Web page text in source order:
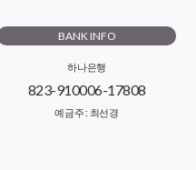
BANK INFO
하나은행
823-910006-17808
예금주 : 최선경